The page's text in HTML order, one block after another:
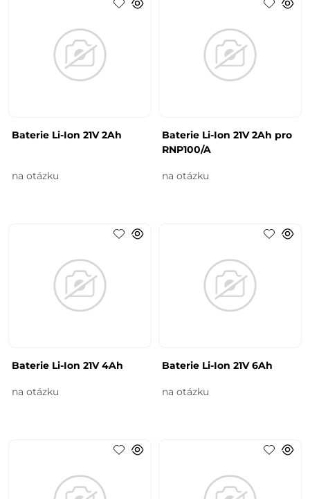
Baterie Li-Ion 21V 2Ah
na otázku
Baterie Li-Ion 21V 2Ah pro
RNP100/A
na otázku
Baterie Li-Ion 21V 4Ah
na otázku
Baterie Li-Ion 21V 6Ah
na otázku